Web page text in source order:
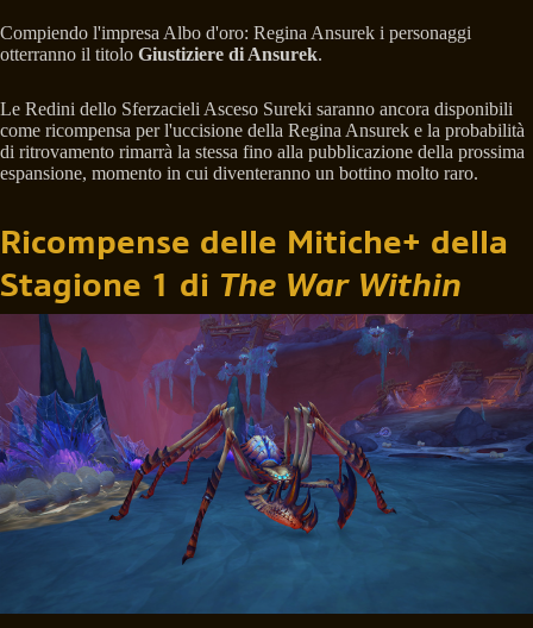
Compiendo l'impresa Albo d'oro: Regina Ansurek i personaggi
otterranno il titolo Giustiziere di Ansurek.
Le Redini dello Sferzacieli Asceso Sureki saranno ancora disponibili
come ricompensa per l'uccisione della Regina Ansurek e la probabilità
di ritrovamento rimarrà la stessa fino alla pubblicazione della prossima
espansione, momento in cui diventeranno un bottino molto raro.
Ricompense delle Mitiche+ della
Stagione 1 di The War Within